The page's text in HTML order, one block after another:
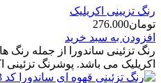
رنگ تزیینی اکریلیک
تومان276.000
افزودن به سبد خرید
رنگ تزئینی ساندورا از جمله رنگ
اکریلیک می باشد. پوشرنگ تزئینی